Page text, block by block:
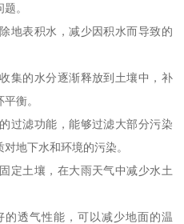
。
地表积水，减少因积水而导致的
集的水分逐渐释放到土壤中，补
衡。
过滤功能，能够过滤大部分污染
地下水和环境的污染。
定土壤，在大雨天气中减少水土
透气性能，可以减少地面的温